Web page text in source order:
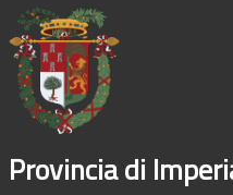
Provincia di